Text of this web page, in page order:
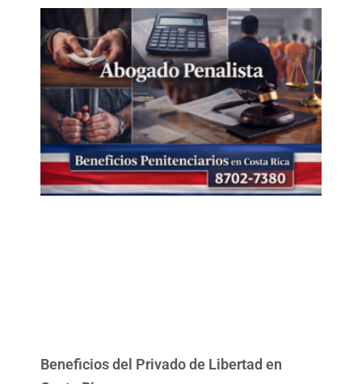
Beneficios del Privado de Libertad en